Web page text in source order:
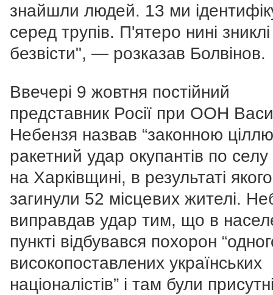
знайшли людей. 13 ми
серед трупів. П'ятеро нині зниклі
безвісти", — розказав Болвінов.
Ввечері 9 жовтня постійний
представник Росії при ООН
Небензя назвав “законною
ракетний удар окупантів по
на Харківщині, в результаті якого
загинули 52 місцевих жителі.
виправдав удар тим, що в
пункті відбувався похорон
високопоставлених українських
націоналістів” і там були